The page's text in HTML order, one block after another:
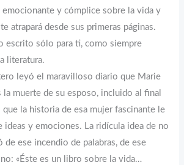
y cómplice sobre la vida y
atrapará desde sus primeras páginas.
escrito sólo para ti, como siempre
literatura.
leyó el maravilloso diario que Marie
la muerte de su esposo, incluido al final
la historia de esa mujer fascinante le
ideas y emociones. La ridícula idea de no
de ese incendio de palabras, de ese
«Éste es un libro sobre la vida…